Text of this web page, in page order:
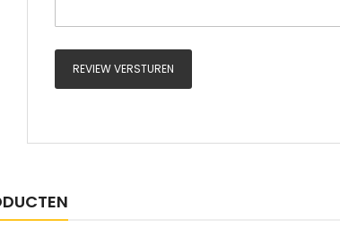
REVIEW VERSTUREN